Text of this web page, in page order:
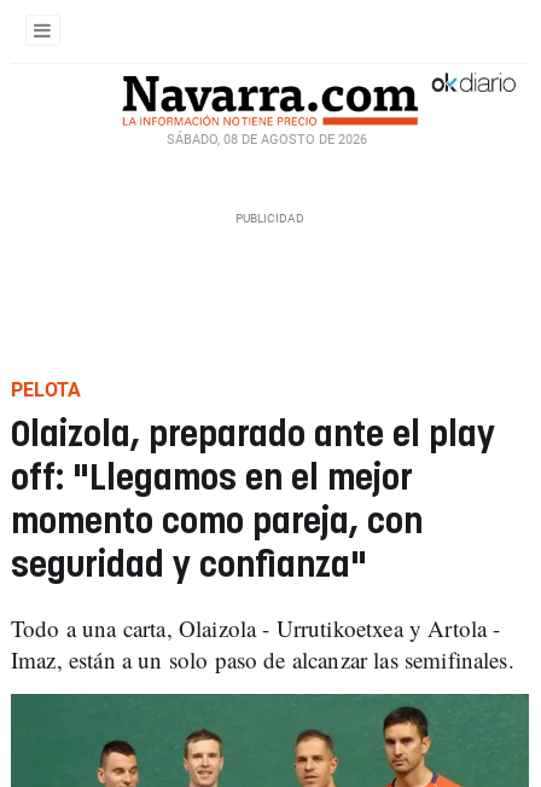
SÁBADO, 08 DE AGOSTO DE 2026
PELOTA
Olaizola, preparado ante el play
off: "Llegamos en el mejor
momento como pareja, con
seguridad y confianza"
Todo a una carta, Olaizola - Urrutikoetxea y Artola -
Imaz, están a un solo paso de alcanzar las semifinales.